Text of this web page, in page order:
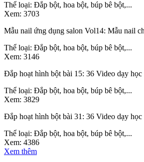
Thể loại: Đắp bột, hoa bột, búp bê bột,...
Xem: 3703
Mẫu nail ứng dụng salon Vol14: Mẫu nail
Thể loại: Đắp bột, hoa bột, búp bê bột,...
Xem: 3146
Đắp hoạt hình bột bài 15: 36 Video dạy
Thể loại: Đắp bột, hoa bột, búp bê bột,...
Xem: 3829
Đắp hoạt hình bột bài 31: 36 Video dạy
Thể loại: Đắp bột, hoa bột, búp bê bột,...
Xem: 4386
Xem thêm